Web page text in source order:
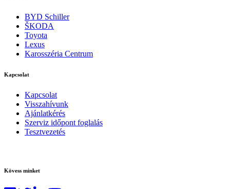
BYD Schiller
ŠKODA
Toyota
Lexus
Karosszéria Centrum
Kapcsolat
Kapcsolat
Visszahívunk
Ajánlatkérés
Szerviz időpont foglalás
Tesztvezetés
Kövess minket